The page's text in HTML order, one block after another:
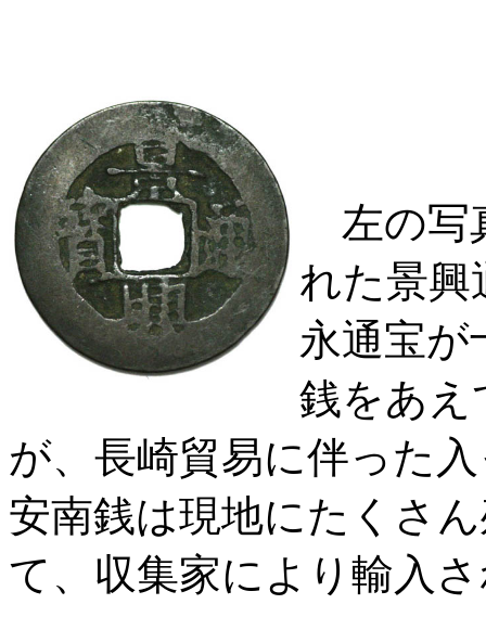
左の写
れた景興
永通宝が
銭をあえ
が、長崎貿易に伴った
安南銭は現地にたくさ
て、収集家により輸入